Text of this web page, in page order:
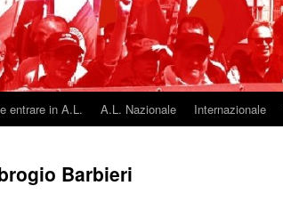
entrare in A.L. A.L. Nazionale Internazionale
Barbieri